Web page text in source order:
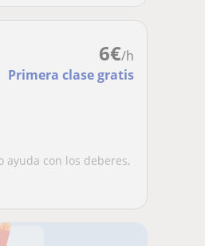
6€/h
Primera clase gratis
ayuda con los deberes,